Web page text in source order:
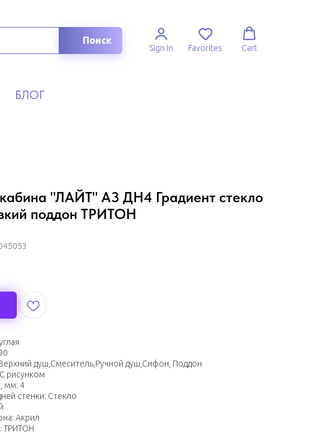
Поиск
Sign In Favorites Cart
БЛОГ
"ЛАЙТ" А3 ДН4 Градиент стекло
поддон ТРИТОН
душ,Смеситель,Ручной душ,Сифон, Поддон
рисунком
мм: 4
стенки: Стекло
Акрил
ТРИТОН